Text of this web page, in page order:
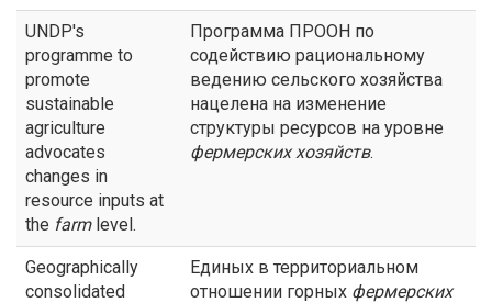
UNDP's
programme to
promote
sustainable
agriculture
advocates
changes in
resource inputs at
the farmlevel.
Программа ПРООН по
содействию рациональному
ведению сельского хозяйства
нацелена на изменение
структуры ресурсов на уровне
фермерских хозяйств.
Geographically
consolidated
Единых в территориальном
отношении горных фермерских